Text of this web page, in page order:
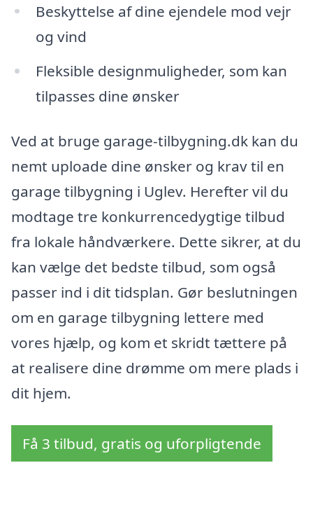
Beskyttelse af dine ejendele mod vejr
og vind
Fleksible designmuligheder, som kan
tilpasses dine ønsker
Ved at bruge garage-tilbygning.dk kan du
nemt uploade dine ønsker og krav til en
garage tilbygning i Uglev. Herefter vil du
modtage tre konkurrencedygtige tilbud
fra lokale håndværkere. Dette sikrer, at du
kan vælge det bedste tilbud, som også
passer ind i dit tidsplan. Gør beslutningen
om en garage tilbygning lettere med
vores hjælp, og kom et skridt tættere på
at realisere dine drømme om mere plads i
dit hjem.
Få 3 tilbud, gratis og uforpligtende